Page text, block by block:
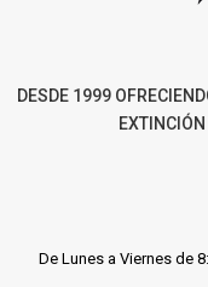
DESDE 1999
De Lunes a Viernes de